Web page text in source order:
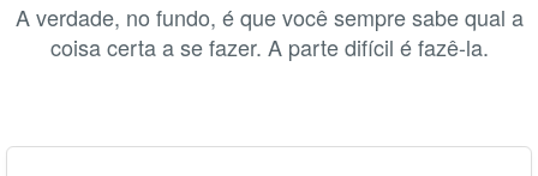
A verdade, no fundo, é que você sempre sabe qual a
coisa certa a se fazer. A parte difícil é fazê-la.